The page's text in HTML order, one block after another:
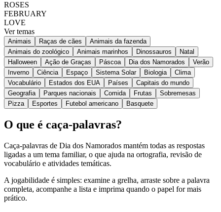
ROSES
FEBRUARY
LOVE
Ver temas
Animais Raças de cães
Animais da fazenda
Animais do zoológico
Animais marinhos Dinossauros
Natal
Halloween
Ação de Graças Páscoa Dia dos Namorados
Verão
Inverno
Ciência Espaço Sistema Solar Biologia
Clima
Vocabulário
Estados dos EUA Países
Capitais do mundo
Geografia
Parques nacionais Comida Frutas
Sobremesas
Pizza
Esportes Futebol americano Basquete
O que é caça-palavras?
Caça-palavras de Dia dos Namorados mantém todas as respostas
ligadas a um tema familiar, o que ajuda na ortografia, revisão de
vocabulário e atividades temáticas.
A jogabilidade é simples: examine a grelha, arraste sobre a palavra
completa, acompanhe a lista e imprima quando o papel for mais
prático.